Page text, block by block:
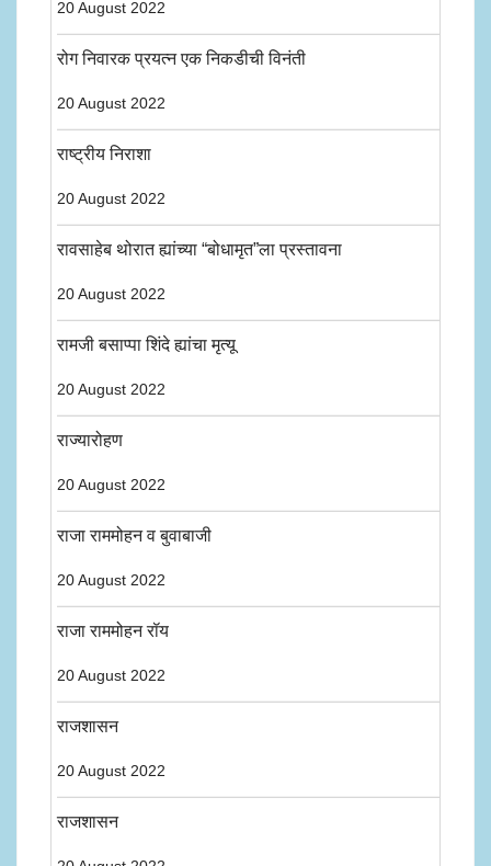
20 August 2022
रोग निवारक प्रयत्न एक निकडीची विनंती
20 August 2022
राष्ट्रीय निराशा
20 August 2022
रावसाहेब थोरात ह्यांच्या “बोधामृत”ला प्रस्तावना
20 August 2022
रामजी बसाप्पा शिंदे ह्यांचा मृत्यू
20 August 2022
राज्यारोहण
20 August 2022
राजा राममोहन व बुवाबाजी
20 August 2022
राजा राममोहन रॉय
20 August 2022
राजशासन
20 August 2022
राजशासन